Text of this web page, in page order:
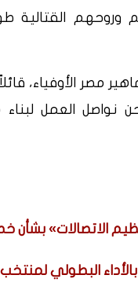
وروحهم القتالية
مصر الأوفياء،
نواصل العمل لبناء
الاتصالات» بشأن
بالأداء البطولي